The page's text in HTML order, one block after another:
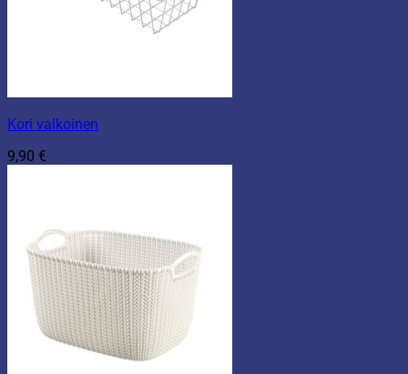
Kori valkoinen
9,90 €